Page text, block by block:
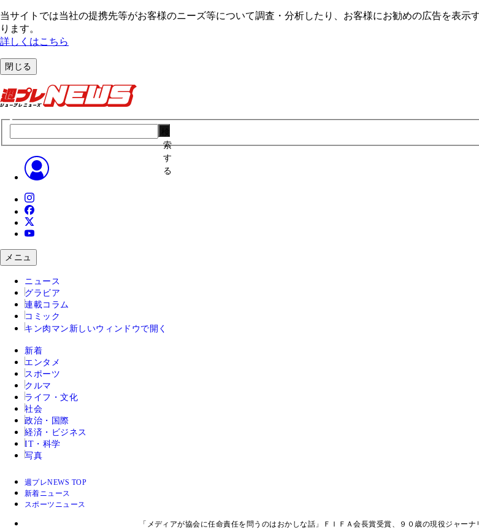
当サイトでは当社の提携先等がお客様のニーズ等について調査・分析したり、お客様にお勧めの広告を表⽰
ります。
詳しくはこちら
閉じる
索
す
る
メニュ
ニュース
グラビア
連載コラム
コミック
キン肉マン 新しいウィンドウで開く
新着
エンタメ
スポーツ
クルマ
ライフ・文化
社会
政治・国際
経済・ビジネス
IT・科学
写真
週プレNEWS TOP
新着ニュース
スポーツニュース
「メディアが協会に任命責任を問うのはおかしな話」ＦＩＦＡ会長賞受賞、９０歳の現役ジャーナ